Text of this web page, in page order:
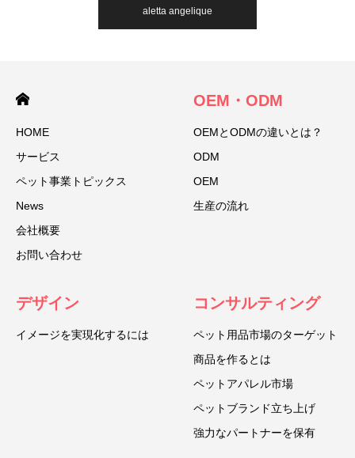
aletta angelique
HOME
サービス
ペット事業トピックス
News
会社概要
お問い合わせ
OEM・ODM
OEMとODMの違いとは？
ODM
OEM
生産の流れ
デザイン
イメージを実現化するには
コンサルティング
ペット用品市場のターゲット
商品を作るとは
ペットアパレル市場
ペットブランド立ち上げ
強力なパートナーを保有